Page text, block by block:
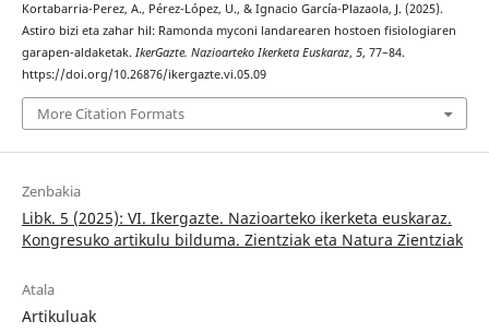
Kortabarria-Perez, A., Pérez-López, U., & Ignacio García-Plazaola, J. (2025).
Astiro bizi eta zahar hil: Ramonda myconi landarearen hostoen fisiologiaren
garapen-aldaketak. IkerGazte. Nazioarteko Ikerketa Euskaraz, 5, 77–84.
https://doi.org/10.26876/ikergazte.vi.05.09
More Citation Formats
Zenbakia
Libk. 5 (2025): VI. Ikergazte. Nazioarteko ikerketa euskaraz.
Kongresuko artikulu bilduma. Zientziak eta Natura Zientziak
Atala
Artikuluak